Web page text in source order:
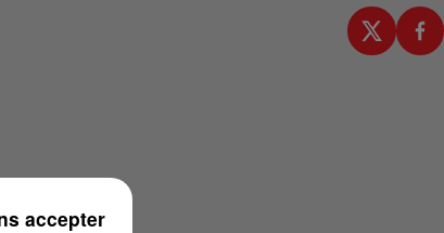
accepter